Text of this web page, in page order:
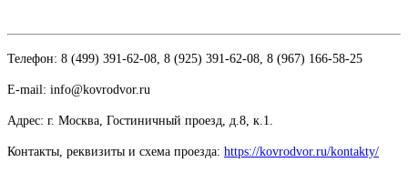
Телефон: 8 (499) 391-62-08, 8 (925) 391-62-08, 8 (967) 166-58-25
E-mail: info@kovrodvor.ru
Адрес: г. Москва, Гостиничный проезд, д.8, к.1.
Контакты, реквизиты и схема проезда: https://kovrodvor.ru/kontakty/